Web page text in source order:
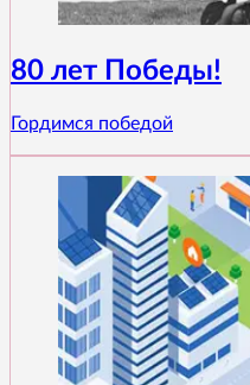
80 лет Победы!
Гордимся победой